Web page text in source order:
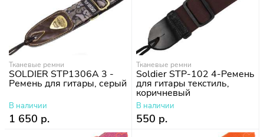
Тканевые ремни
SOLDIER STP1306A 3 -
Ремень для гитары, серый
В наличии
1 650 р.
Тканевые ремни
Soldier STP-102 4-Ремень
для гитары текстиль,
коричневый
В наличии
550 р.